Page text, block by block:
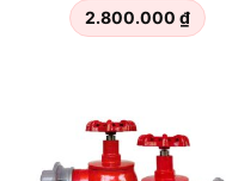
2.800.000 ₫